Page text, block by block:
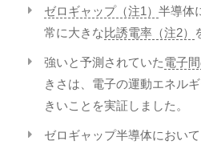
ゼロギャップ（注1） 半導体
常に大きな比誘電率（注2）
強いと予測されていた電子
きさは、電子の運動エネル
きいことを実証しました。
ゼロギャップ半導体におい